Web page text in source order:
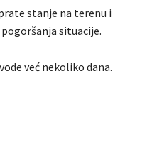
stanje na terenu i
situacije.
već nekoliko dana.